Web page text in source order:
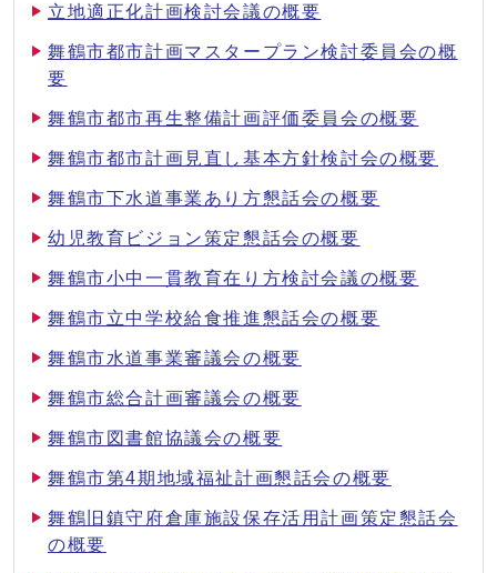
立地適正化計画検討会議の概要
舞鶴市都市計画マスタープラン検討委員会の概
要
舞鶴市都市再生整備計画評価委員会の概要
舞鶴市都市計画見直し基本方針検討会の概要
舞鶴市下水道事業あり方懇話会の概要
幼児教育ビジョン策定懇話会の概要
舞鶴市小中一貫教育在り方検討会議の概要
舞鶴市立中学校給食推進懇話会の概要
舞鶴市水道事業審議会の概要
舞鶴市総合計画審議会の概要
舞鶴市図書館協議会の概要
舞鶴市第4期地域福祉計画懇話会の概要
舞鶴旧鎮守府倉庫施設保存活用計画策定懇話会
の概要